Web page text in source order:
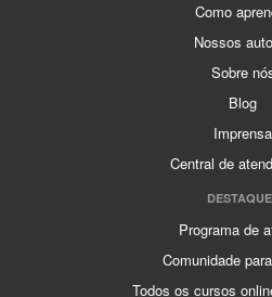
Como
Nossos
Sobre
Blog
Imprensa
Central de
Programa de
Comunidade
Todos os cursos